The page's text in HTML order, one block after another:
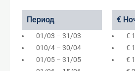
Период
01/03 – 31/03
010/4 – 30/04
01/05 – 31/05
€
€
€
€